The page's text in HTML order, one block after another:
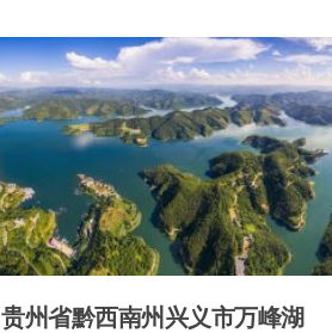
贵州省黔西南州兴义市万峰湖